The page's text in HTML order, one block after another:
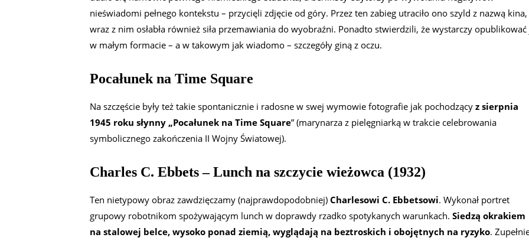
nieświadomi pełnego kontekstu – przycięli zdjęcie od góry. Przez ten zabieg utraciło ono szyld z nazwą kina,
wraz z nim osłabła również siła przemawiania do wyobraźni. Ponadto stwierdzili, że wystarczy opublikować
w małym formacie – a w takowym jak wiadomo – szczegóły giną z oczu.
Pocałunek na Time Square
Na szczęście były też takie spontanicznie i radosne w swej wymowie fotografie jak pochodzący z sierpnia
1945 roku słynny „Pocałunek na Time Square” (marynarza z pielęgniarką w trakcie celebrowania
symbolicznego zakończenia II Wojny Światowej).
Charles C. Ebbets – Lunch na szczycie wieżowca (1932)
Ten nietypowy obraz zawdzięczamy (najprawdopodobniej) Charlesowi C. Ebbetsowi. Wykonał portret
grupowy robotnikom spożywającym lunch w doprawdy rzadko spotykanych warunkach. Siedzą okrakiem
na stalowej belce, wysoko ponad ziemią, wyglądają na beztroskich i obojętnych na ryzyko.